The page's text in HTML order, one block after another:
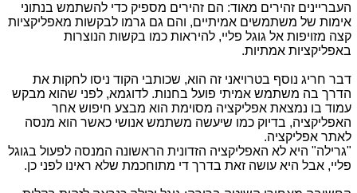
העבריינים זהירים מאוד: הם זהירים מספיק כדי להשתמש בנתוני
אימות של משתמשים אמיתיים, והם גם גרמו לבקשות מאפליקציות
קצה מזויפות אל גוגל פליי, להיראות כמו בקשות הנוצרות
באפליקציות אמתיות.
דבר חריג נוסף בטרויאני זה הוא, שכותבי הקוד ניסו לחקות את
הדרך בה משתמש אמיתי פועל בחנות. לדוגמא, לפני שהוא מבקש
עמוד בו נמצאת אפליקציה מסוימת הוא מבצע חיפוש אחר
האפליקציה, בדיוק כמו שיעשה משתמש אנושי כאשר הוא מנסה
לאתר אפליקציה.
"גרילה" היא לא האפליקציה הזדונית הראשונה המנסה לפעול בגוגל
פליי, אבל היא עושה זאת בדרך די מתוחכמת שלא ראינו לפני כן.